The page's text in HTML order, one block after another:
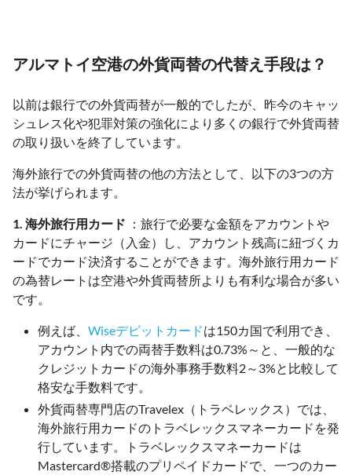
アルマトイ空港の外貨両替の代替え手段は？
以前は銀行での外貨両替が一般的でしたが、昨今のキャッ
シュレス化や犯罪対策の強化により多くの銀行で外貨両替
の取り扱いを終了しています。
海外旅行での外貨両替の他の方法として、以下の3つの方
法が挙げられます。
1. 海外旅行用カード ：旅行で必要な金額をアカウントや
カードにチャージ（入金）し、アカウント残高に紐づくカ
ードでカード決済することができます。海外旅行用カード
の為替レートは空港や外貨両替所よりも有利な場合が多い
です。
例えば、 Wiseデビットカードは150カ国で利用でき、
アカウント内での両替手数料は0.73%～と、一般的な
クレジットカードの海外事務手数料2～3%と比較して
格安な手数料です。
外貨両替専門店のTravelex（トラベレックス）では、
海外旅行用カードのトラベレックスマネーカードを発
行しています。トラベレックスマネーカードは
Mastercard®搭載のプリペイドカードで、一つのカー